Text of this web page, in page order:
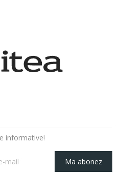
informative!
Ma abonez